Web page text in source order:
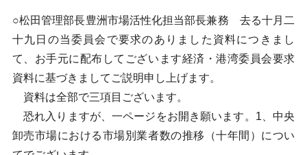
○松田管理部長豊洲市場活性化担当部長兼務 去る十月二
十九日の当委員会で要求のありました資料につきまし
て、お手元に配布してございます経済・港湾委員会要求
資料に基づきましてご説明申し上げます。
資料は全部で三項目ございます。
恐れ入りますが、一ページをお開き願います。1、中央
卸売市場における市場別業者数の推移（十年間）につい